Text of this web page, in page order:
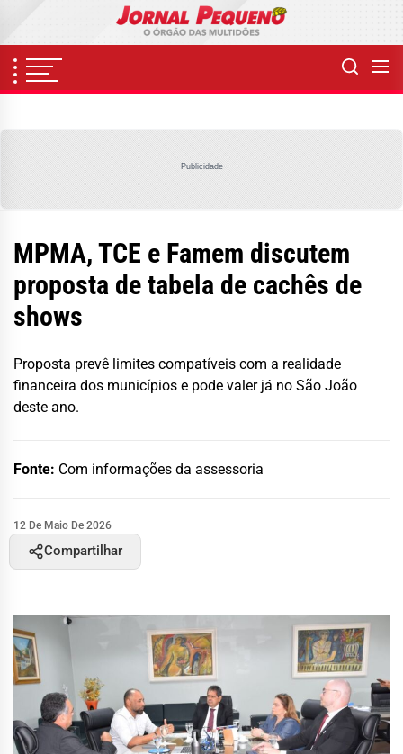
content
Publicidade
MPMA, TCE e Famem discutem
proposta de tabela de cachês de
shows
Proposta prevê limites compatíveis com a realidade
financeira dos municípios e pode valer já no São João
deste ano.
Fonte: Com informações da assessoria
12 De Maio De 2026
Compartilhar